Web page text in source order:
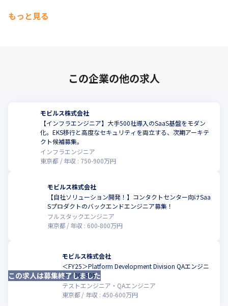
もっと見る
この企業の他の求人
モビルス株式会社
【インフラエンジニア】大手500社導入のSaaS基盤をモダン
化。EKS移行と高度なセキュリティを両立する、次期アーキテ
クト候補募集。
インフラエンジニア
東京都
年収 : 750-900万円
モビルス株式会社
【自社ソリューション開発！】コンタクトセンター向けSaa
Sプロダクトのバックエンドエンジニア募集！
フルスタックエンジニア
東京都
年収 : 600-800万円
モビルス株式会社
＜FY25＞Platform Development Division QAエンジニ
ア／202505
テストエンジニア・QAエンジニア
東京都
年収 : 450-600万円
この求人は募集終了しました